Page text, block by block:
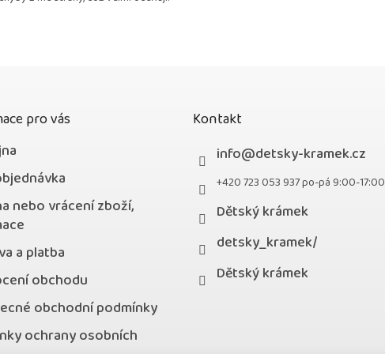
pro vás
nebo vrácení zboží,
a platba
obchodu
obchodní podmínky
ochrany osobních
Kontakt
info@detsky-kramek.cz
+420 723 053 937 po-pá 9:00-17:00
Dětský krámek
detsky_kramek/
Dětský krámek